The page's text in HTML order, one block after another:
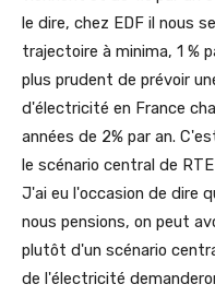
le dire, chez EDF il nous
trajectoire à minima, 1 %
plus prudent de prévoir
d'électricité en France
années de 2% par an.
le scénario central de
J'ai eu l'occasion de dire
nous pensions, on peut
plutôt d'un scénario
de l'électricité